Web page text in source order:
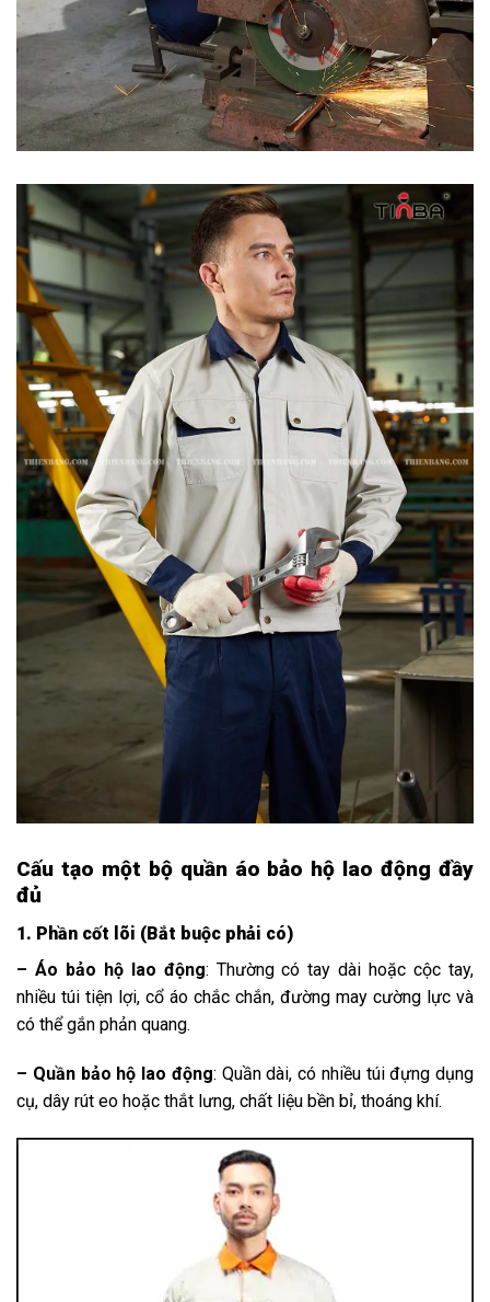
Cấu tạo một bộ quần áo bảo hộ lao động đầy
đủ
1. Phần cốt lõi (Bắt buộc phải có)
– Áo bảo hộ lao động: Thường có tay dài hoặc cộc tay,
nhiều túi tiện lợi, cổ áo chắc chắn, đường may cường lực và
có thể gắn phản quang.
– Quần bảo hộ lao động: Quần dài, có nhiều túi đựng dụng
cụ, dây rút eo hoặc thắt lưng, chất liệu bền bỉ, thoáng khí.